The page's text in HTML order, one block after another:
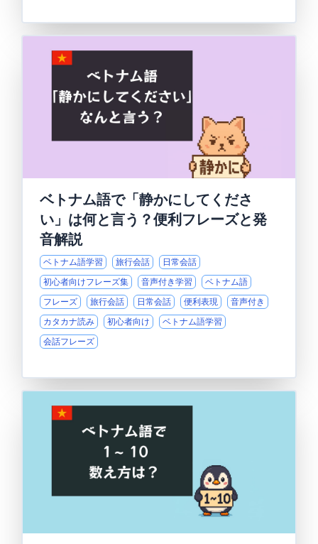
ベトナム語で「静かにしてくださ
い」は何と言う？便利フレーズと発
音解説
ベトナム語学習 旅行会話
日常会話
初心者向けフレーズ集
音声付き学習
ベトナム語
フレーズ
旅行会話 日常会話 便利表現
音声付き
カタカナ読み
初心者向け
ベトナム語学習
会話フレーズ